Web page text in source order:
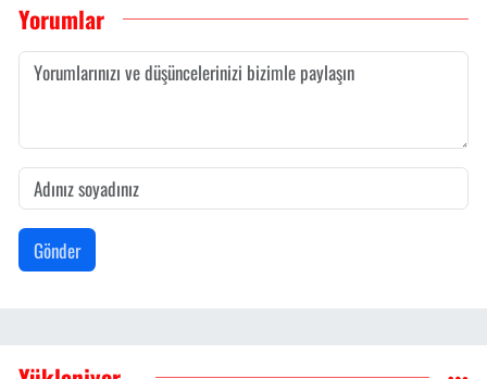
Yorumlar
Gönder